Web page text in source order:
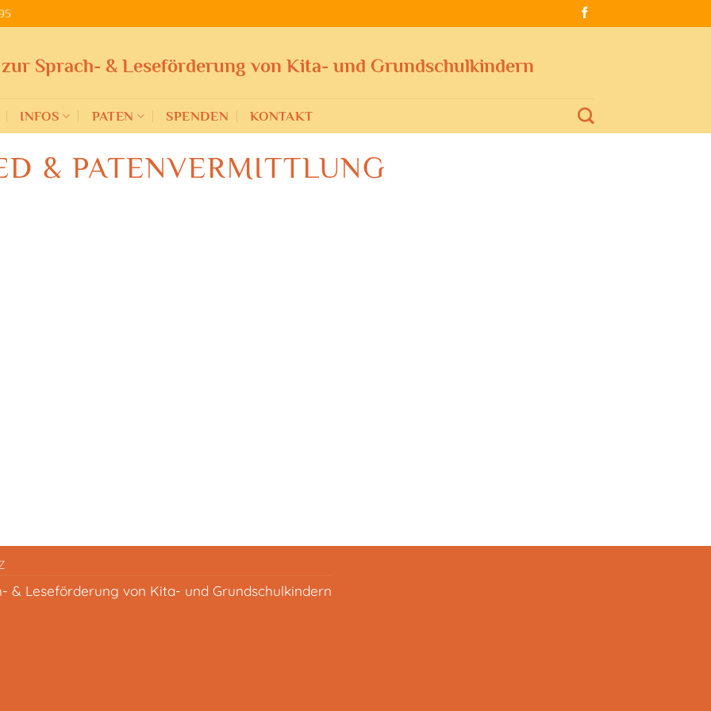
Sprach- & Leseförderung von Kita- und Grundschulkindern
INFOS PATEN SPENDEN KONTAKT
& PATENVERMITTLUNG
& Leseförderung von Kita- und Grundschulkindern